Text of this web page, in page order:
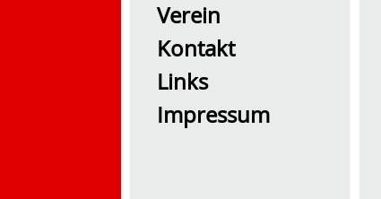
Verein
Kontakt
Links
Impressum